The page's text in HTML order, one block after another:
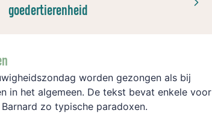
goedertierenheid
worden gezongen als bij
in het algemeen. De tekst bevat enkele voor
zo typische paradoxen.